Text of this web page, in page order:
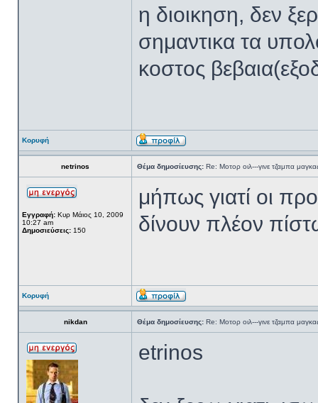
η διοικηση, δεν
σημαντικα τα
κοστος
Κορυφή
netrinos Θέμα δημοσίευσης: Re: Μοτορ οιλ---γινε τζαμπα
Εγγραφή: Κυρ Μάιος 10, 2009
10:27 am
Δημοσιεύσεις: 150
μήπως γιατί οι
δίνουν πλέον
Κορυφή
nikdan Θέμα δημοσίευσης: Re: Μοτορ οιλ---γινε τζαμπα
etrinos